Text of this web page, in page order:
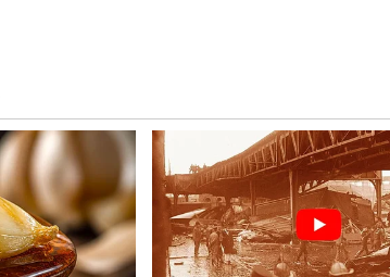
గుండెల్ని పిండేసింది. అంతకుముందు 2016లో
బొలీవియాను ఓడించి కోపా అమెరికా గెలిచిన
ఫేర్‌వెల్ స్పీచ్‌లో.. ఇలా మెస్సీ కన్నీళ్లు పెట్టుకున్న
కానీ, వరల్డ్ కప్ గెలిచిన తర్వాత ఆడుతున్న ఈ